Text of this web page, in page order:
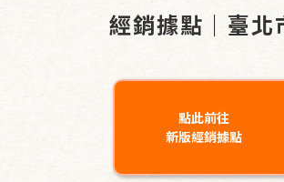
1
0
經銷據點｜臺北
點此前往
新版經銷據點